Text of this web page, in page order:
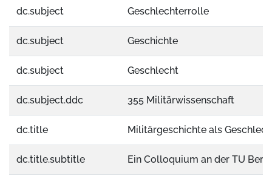
dc.subject Geschlechterrolle
dc.subject Geschichte
dc.subject Geschlecht
dc.subject.ddc 355 Militärwissenschaft
dc.title Militärgeschichte als
dc.title.subtitle Ein Colloquium an der TU